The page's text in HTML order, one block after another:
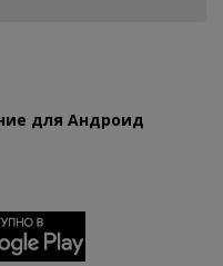
для Андроид